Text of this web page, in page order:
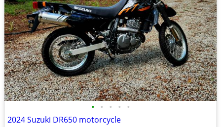
• • • • •
2024 Suzuki DR650 motorcycle